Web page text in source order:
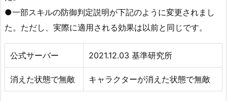
●一部スキルの防御判定説明が下記のように変更されまし
た。ただし、実際に適用される効果は以前と同じです。
公式サーバー 2021.12.03 基準研究所
消えた状態で無敵 キャラクターが消えた状態で無敵